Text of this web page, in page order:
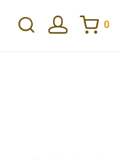
0